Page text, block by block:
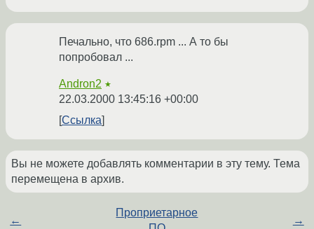
Печально, что 686.rpm ... А то бы
попробовал ...
Andron2 ★
22.03.2000 13:45:16 +00:00
Ссылка
Вы не можете добавлять комментарии в эту тему. Тема
перемещена в архив.
←
Проприетарное
→